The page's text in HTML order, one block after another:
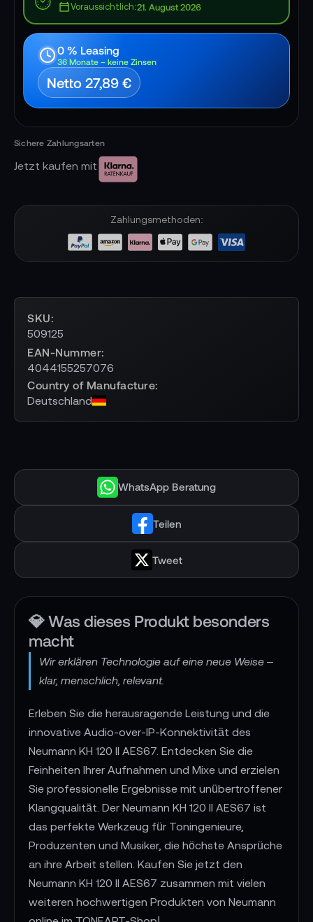
Voraussichtlich:21. August 2026
0 % Leasing
36 Monate – keine Zinsen
Netto 27,89 €
Jetzt kaufen mit
Zahlungsmethoden:
SKU
509125
EAN-Nummer
4044155257076
Country of Manufacture
Deutschland
WhatsApp Beratung
Teilen
Tweet
💎 Was dieses Produkt besonders
macht
Wir erklären Technologie auf eine neue Weise –
klar, menschlich, relevant.
Erleben Sie die herausragende Leistung und die
innovative Audio-over-IP-Konnektivität des
Neumann KH 120 II AES67. Entdecken Sie die
Feinheiten Ihrer Aufnahmen und Mixe und erzielen
Sie professionelle Ergebnisse mit unübertroffener
Klangqualität. Der Neumann KH 120 II AES67 ist
das perfekte Werkzeug für Toningenieure,
Produzenten und Musiker, die höchste Ansprüche
an ihre Arbeit stellen. Kaufen Sie jetzt den
Neumann KH 120 II AES67 zusammen mit vielen
weiteren hochwertigen Produkten von Neumann